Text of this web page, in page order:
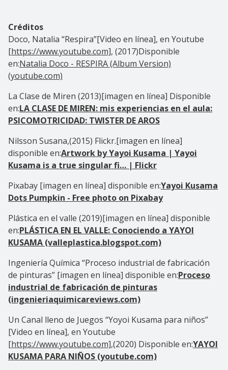
Créditos
Doco, Natalia “Respira”[Video en línea], en Youtube
[https://www.youtube.com], (2017)Disponible
en:Natalia Doco - RESPIRA (Album Version)
(youtube.com)
La Clase de Miren (2013)[imagen en línea] Disponible
en:LA CLASE DE MIREN: mis experiencias en el aula:
PSICOMOTRICIDAD: TWISTER DE AROS
Nilsson Susana,(2015) Flickr.[imagen en línea]
disponible en:Artwork by Yayoi Kusama | Yayoi
Kusama is a true singular fi… | Flickr
Pixabay [imagen en línea] disponible en:Yayoi Kusama
Dots Pumpkin - Free photo on Pixabay
Plástica en el valle (2019)[imagen en línea] disponible
en:PLÁSTICA EN EL VALLE: Conociendo a YAYOI
KUSAMA (valleplastica.blogspot.com)
Ingeniería Química “Proceso industrial de fabricación
de pinturas” [imagen en línea] disponible en:Proceso
industrial de fabricación de pinturas
(ingenieriaquimicareviews.com)
Un Canal lleno de Juegos “Yoyoi Kusama para niños”
[Video en línea], en Youtube
[https://www.youtube.com],(2020) Disponible en:YAYOI
KUSAMA PARA NIÑOS (youtube.com)